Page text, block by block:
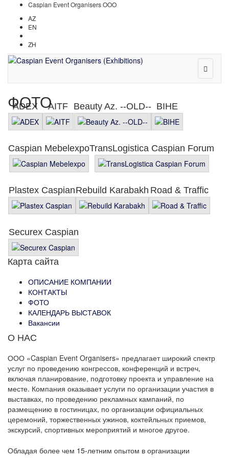
Caspian Event Organisers OOO
AZ
EN
ZH
ФОТО
ADEX AITF Beauty Az. --OLD-- BIHE
Caspian MebelexpoTransLogistica Caspian Forum
Plastex CaspianRebuild Karabakh Road & Traffic
Securex Caspian
Карта сайта
ОПИСАНИЕ КОМПАНИИ
КОНТАКТЫ
ФОТО
КАЛЕНДАРЬ ВЫСТАВОК
Вакансии
О НАС
ООО «Caspian Event Organisers» предлагает широкий спектр
услуг по проведению конгрессов, конференций и встреч,
включая планирование, подготовку проекта и управление на
месте. Компания оказывает услуги по организации участия в
выставках, по проведению рекламных кампаний, по
размещению в гостиницах, по организации официальных
церемоний, торжественных ужинов, коктейльных приемов,
экскурсий, спортивных мероприятий и многое другое.
Обладая более чем 15-летним опытом в организации